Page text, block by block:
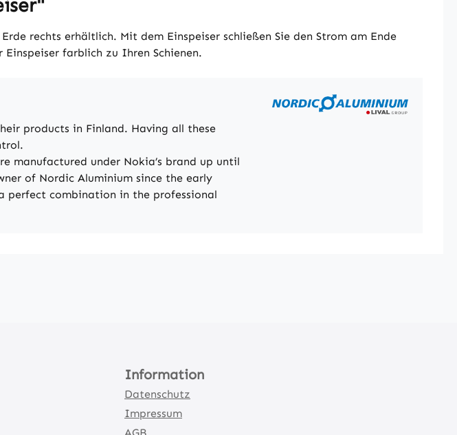
rechts erhältlich. Mit dem Einspeiser schließen Sie den Strom am Ende
farblich zu Ihren Schienen.
products in Finland. Having all these
manufactured under Nokia’s brand up until
of Nordic Aluminium since the early
perfect combination in the professional
Information
Datenschutz
Impressum